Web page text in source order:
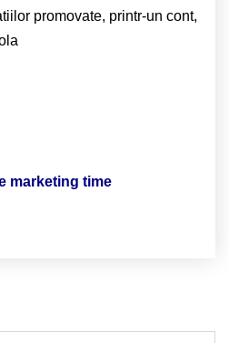
promovate, printr-un cont,
marketing time